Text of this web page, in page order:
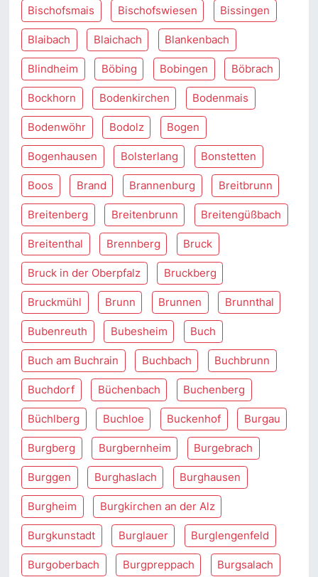
Bischofsmais Bischofswiesen Bissingen
Blaibach Blaichach Blankenbach
Blindheim Böbing Bobingen Böbrach
Bockhorn Bodenkirchen Bodenmais
Bodenwöhr Bodolz Bogen
Bogenhausen Bolsterlang Bonstetten
Boos Brand Brannenburg Breitbrunn
Breitenberg Breitenbrunn Breitengüßbach
Breitenthal Brennberg Bruck
Bruck in der Oberpfalz Bruckberg
Bruckmühl Brunn Brunnen Brunnthal
Bubenreuth Bubesheim Buch
Buch am Buchrain Buchbach Buchbrunn
Buchdorf Büchenbach Buchenberg
Büchlberg Buchloe Buckenhof Burgau
Burgberg Burgbernheim Burgebrach
Burggen Burghaslach Burghausen
Burgheim Burgkirchen an der Alz
Burgkunstadt Burglauer Burglengenfeld
Burgoberbach Burgpreppach Burgsalach